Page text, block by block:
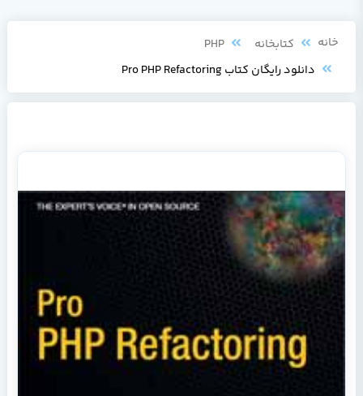
خانه کتابخانه
PHP
دانلود رایگان کتاب Pro PHP Refactoring